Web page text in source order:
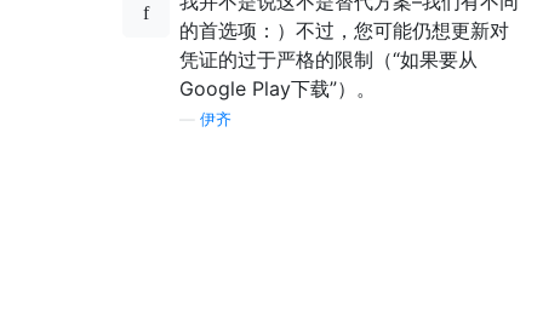
的首选项：）不过，您可能仍想更新对
凭证的过于严格的限制（“如果要从
Google Play下载”）。
伊齐